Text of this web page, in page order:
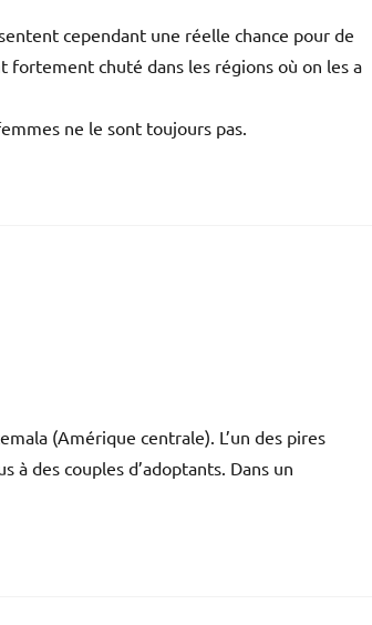
cependant une réelle chance pour de
fortement chuté dans les régions où on les a
ne le sont toujours pas.
(Amérique centrale). L’un des pires
des couples d’adoptants. Dans un